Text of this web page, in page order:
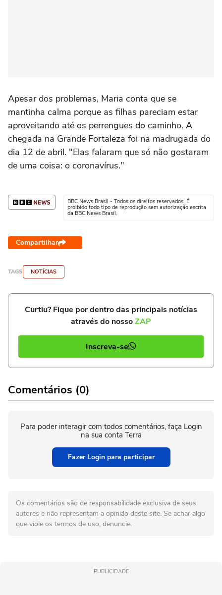
Apesar dos problemas, Maria conta que se
mantinha calma porque as filhas pareciam estar
aproveitando até os perrengues do caminho. A
chegada na Grande Fortaleza foi na madrugada do
dia 12 de abril. "Elas falaram que só não gostaram
de uma coisa: o coronavírus."
BBC News Brasil - Todos os direitos reservados. É
proibido todo tipo de reprodução sem autorização escrita
da BBC News Brasil.
Compartilhar
TAGS NOTÍCIAS
Curtiu? Fique por dentro das principais notícias
através do nossoZAP
Inscreva-se
Comentários (0)
Para poder interagir com todos comentários, faça Login
na sua conta Terra
Fazer Login para participar
Os comentários são de responsabilidade exclusiva de seus
autores e não representam a opinião deste site. Se achar algo
que viole os termos de uso, denuncie.
PUBLICIDADE